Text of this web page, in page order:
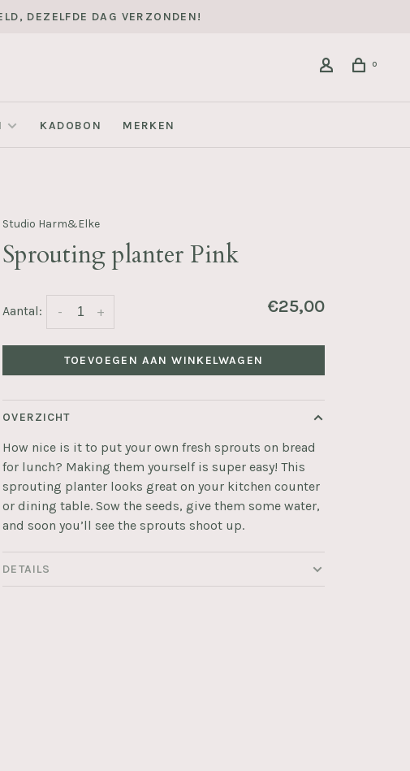
DEZELFDE DAG VERZONDEN!
0
KADOBON MERKEN
Studio Harm&Elke
Sprouting planter Pink
Aantal: +
- €25,00
TOEVOEGEN AAN WINKELWAGEN
OVERZICHT
How nice is it to put your own fresh sprouts on bread
for lunch? Making them yourself is super easy! This
sprouting planter looks great on your kitchen counter
or dining table. Sow the seeds, give them some water,
and soon you’ll see the sprouts shoot up.
DETAILS